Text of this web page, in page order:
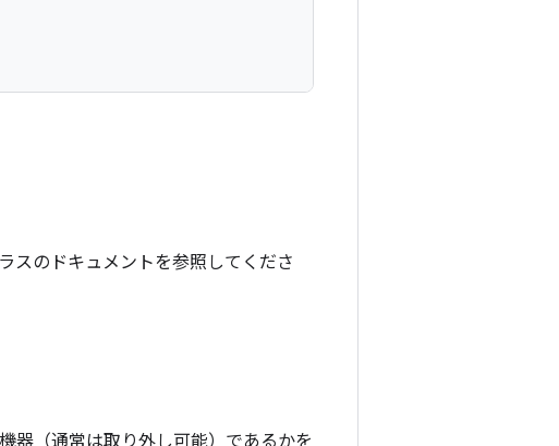
スのドキュメントを参照してくださ
器（通常は取り外し可能）であるかを